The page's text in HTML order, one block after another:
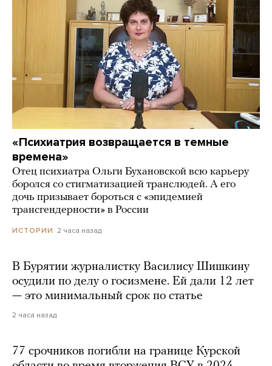
«Психиатрия возвращается в темные
времена»
Отец психиатра Ольги Бухановской всю карьеру
боролся со стигматизацией транслюдей. А его
дочь призывает бороться с «эпидемией
трансгендерности» в России
ИСТОРИИ 2 часа назад
В Бурятии журналистку Василису Шишкину
осудили по делу о госизмене. Ей дали 12 лет
— это минимальный срок по статье
2 часа назад
77 срочников погибли на границе Курской